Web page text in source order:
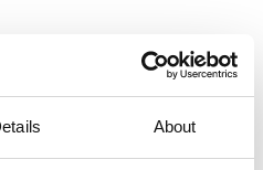
About
med basseng i